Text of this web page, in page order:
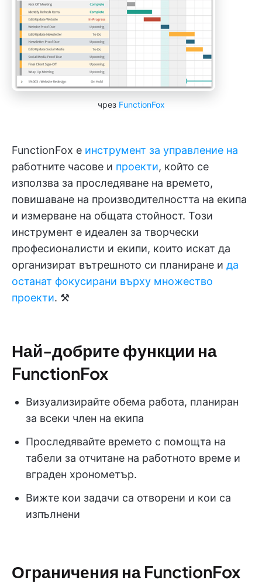
чрез FunctionFox
FunctionFox е инструмент за управление на
работните часове и проекти, който се
използва за проследяване на времето,
повишаване на производителността на екипа
и измерване на общата стойност. Този
инструмент е идеален за творчески
професионалисти и екипи, които искат да
организират вътрешното си планиране и да
останат фокусирани върху множество
проекти. ⚒️
Най-добрите функции на
FunctionFox
Визуализирайте обема работа, планиран
за всеки член на екипа
Проследявайте времето с помощта на
табели за отчитане на работното време и
вграден хронометър.
Вижте кои задачи са отворени и кои са
изпълнени
Ограничения на FunctionFox